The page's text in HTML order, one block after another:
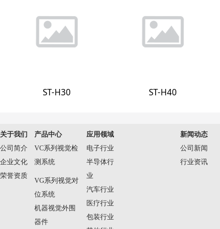
ST-H30 ST-H40
关于我们
公司简介
企业文化
荣誉资质
产品中心
VC系列视觉检
测系统
VG系列视觉对
位系统
机器视觉外围
器件
应用领域
电子行业
半导体行
业
汽车行业
医疗行业
包装行业
新闻动态
公司新闻
行业资讯